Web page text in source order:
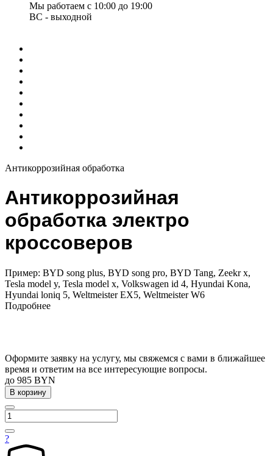
Мы работаем с 10:00 до 19:00
ВС - выходной
Антикоррозийная обработка
Антикоррозийная
обработка электро
кроссоверов
Пример: BYD song plus, BYD song pro, BYD Tang, Zeekr x,
Tesla model y, Tesla model x, Volkswagen id 4, Hyundai Kona,
Hyundai loniq 5, Weltmeister EX5, Weltmeister W6
Подробнее
Оформите заявку на услугу, мы свяжемся с вами в ближайшее
время и ответим на все интересующие вопросы.
до 985 BYN
В корзину
?